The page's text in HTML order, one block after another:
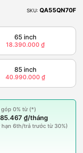
SKU: QA55QN70F
65 inch
18.390.000 ₫
85 inch
40.990.000 ₫
góp 0% từ (*)
₫/tháng
hạn 6th/trả trước từ 30%)